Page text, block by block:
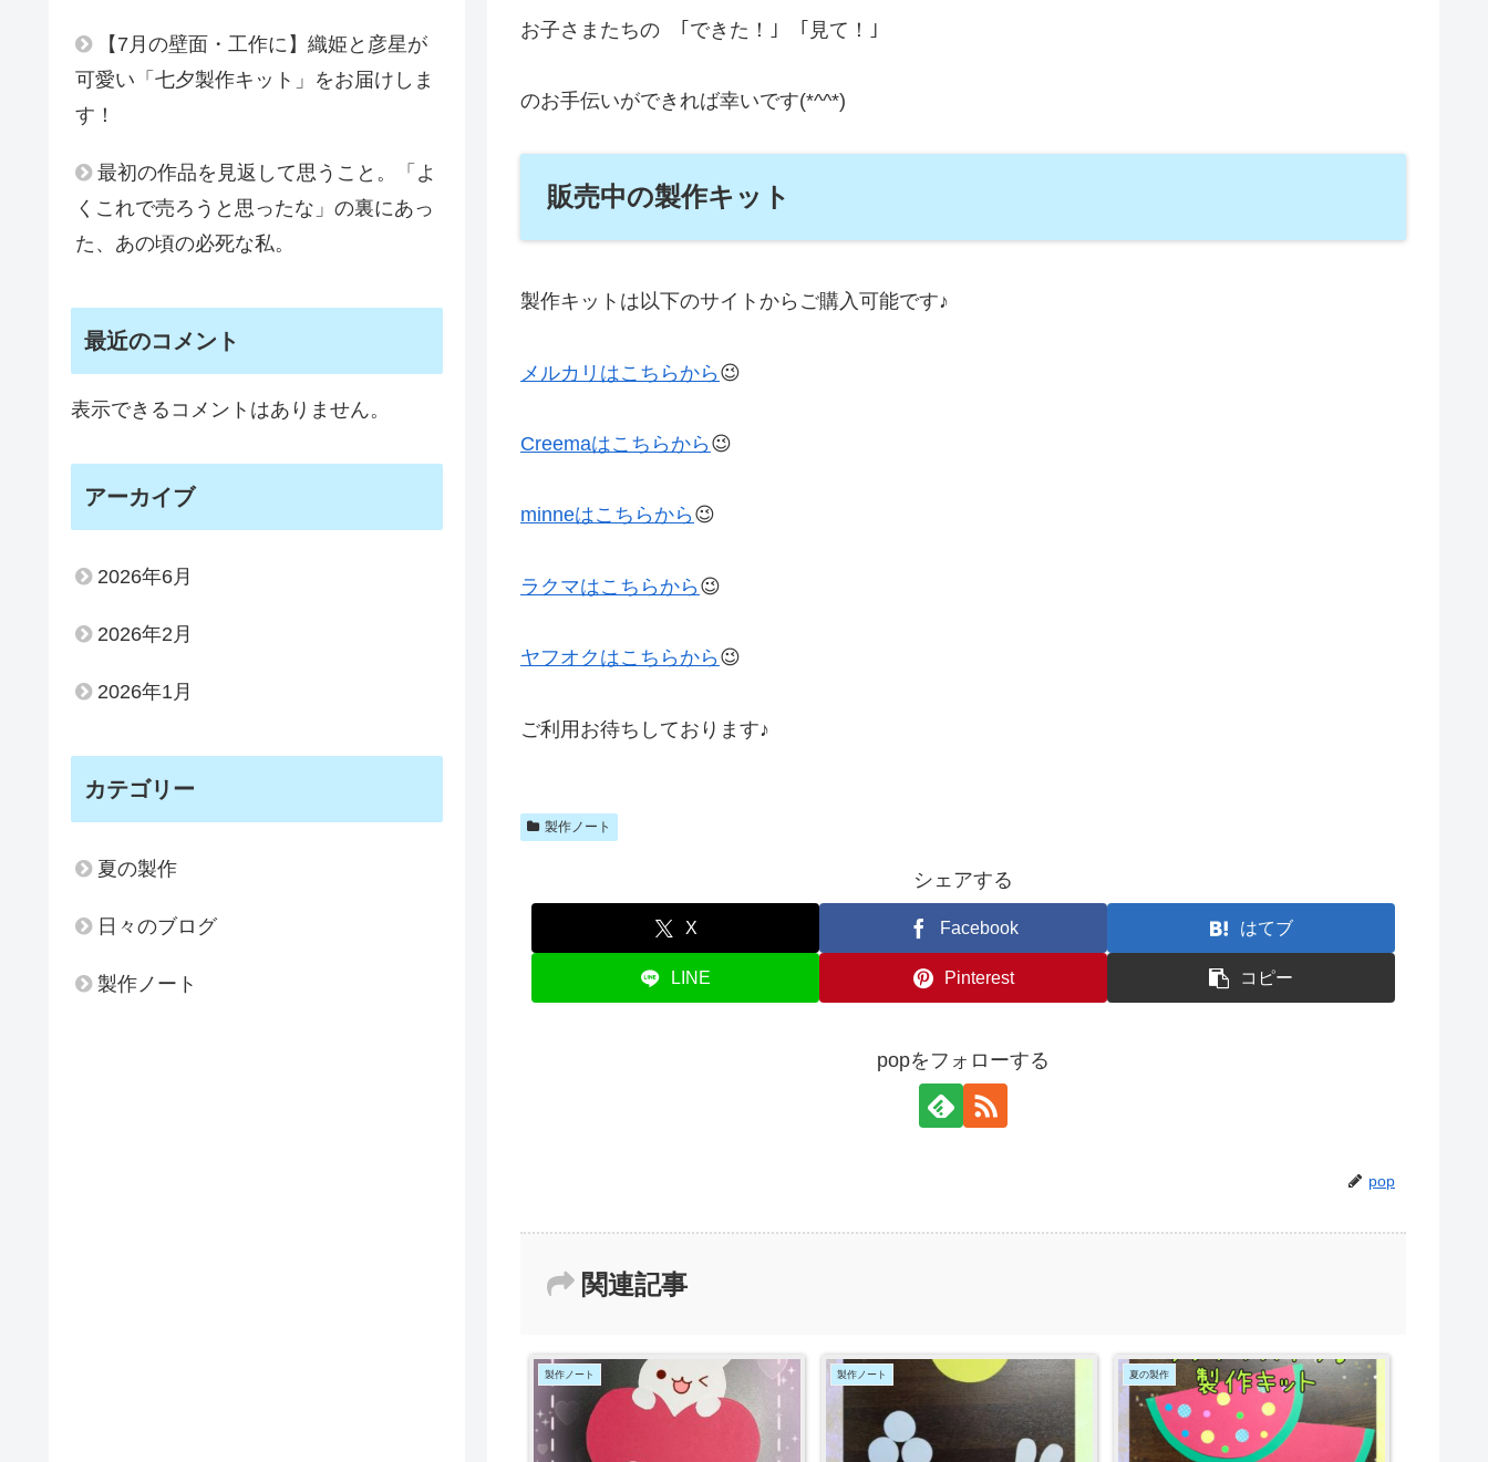
お子さまたちの ｢できた！｣ ｢見て！｣
のお手伝いができれば幸いです(*^^*)
販売中の製作キット
製作キットは以下のサイトからご購入可能です♪
メルカリはこちらから 😉
Creemaはこちらから 😉
minneはこちらから 😉
ラクマはこちらから 😉
ヤフオクはこちらから 😉
ご利用お待ちしております♪
製作ノート
シェアする
X Facebook はてブ
LINE Pinterest コピー
popをフォローする
pop
関連記事
製作ノート 製作ノート 夏の製作
【7月の壁面・工作に】織姫と彦星が
可愛い「七夕製作キット」をお届けしま
す！
最初の作品を見返して思うこと。「よ
くこれで売ろうと思ったな」の裏にあっ
た、あの頃の必死な私。
最近のコメント
表示できるコメントはありません。
アーカイブ
2026年6月
2026年2月
2026年1月
カテゴリー
夏の製作
日々のブログ
製作ノート